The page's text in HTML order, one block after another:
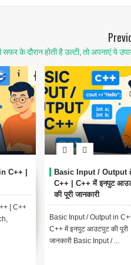
के दौरान होती है उल्टी, तो अपनाएं ये
C++ |
| C++
Basic Input / Output
C++ | C++ में इनपुट
की पूरी जानकारी
Basic Input / Output in
C++ में इनपुट आउटपुट की पूरी
जानकारी Basic Input / ...